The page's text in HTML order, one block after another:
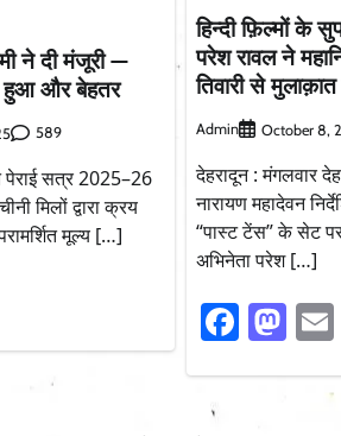
ने दी मंजूरी —
हुआ और बेहतर
589
पेराई सत्र 2025–26
मिलों द्वारा क्रय
मूल्य […]
हिन्दी फ़िल्मों के
परेश रावल ने
तिवारी से
Admin October 8,
देहरादून : मंगलवार
नारायण महादेवन
“पास्ट टेंस” के सेट
अभिनेता परेश […]